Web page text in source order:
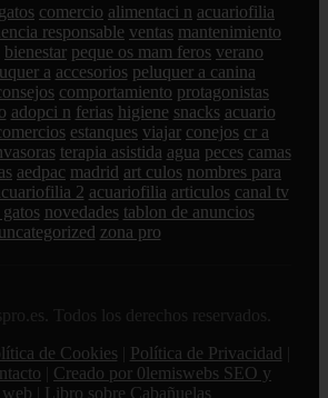
gatos comercio alimentaci n acuariofilia
responsable ventas mantenimiento
bienestar peque os mam feros verano
a accesorios peluquer a canina
comportamiento protagonistas
adopci n ferias higiene snacks acuario
estanques viajar conejos cr a
terapia asistida agua peces camas
aedpac madrid art culos nombres para
2 acuariofilia articulos canal tv
novedades tablon de anuncios
uncategorized zona pro
Todos los derechos reservados.
de Cookies Política de Privacidad
Creado por 0lemiswebs SEO y
Libro sobre Cabañuelas